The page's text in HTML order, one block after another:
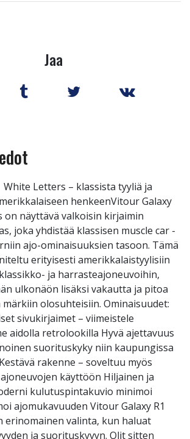
Jaa
White Letters – klassista tyyliä ja
henkeenVitour Galaxy
on näyttävä valkoisin kirjaimin
joka yhdistää klassisen muscle car -
ajo-ominaisuuksien tasoon. Tämä
erityisesti amerikkalaistyylisiin
ja harrasteajoneuvoihin,
ulkonäön lisäksi vakautta ja pitoa
olosuhteisiin. Ominaisuudet:
sivukirjaimet – viimeistele
aidolla retrolookilla Hyvä ajettavuus
suorituskyky niin kaupungissa
rakenne – soveltuu myös
käyttöön Hiljainen ja
kulutuspintakuvio minimoi
ajomukavuuden Vitour Galaxy R1
erinomainen valinta, kun haluat
ja suorituskyvyn. Olit sitten